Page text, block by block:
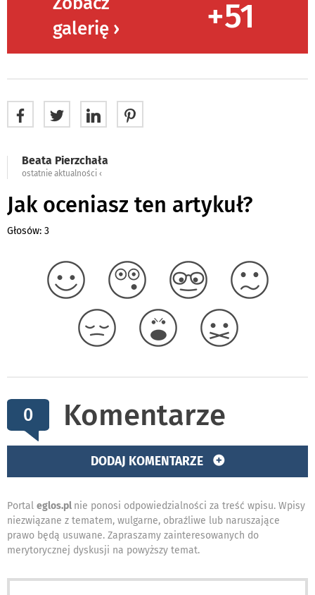
galerię ›
+51
Beata Pierzchała
ostatnie aktualności ‹
Jak oceniasz ten artykuł?
Głosów: 3
0 Komentarze
DODAJ KOMENTARZE
Portal eglos.pl nie ponosi odpowiedzialności za treść wpisu. Wpisy
niezwiązane z tematem, wulgarne, obraźliwe lub naruszające
prawo będą usuwane. Zapraszamy zainteresowanych do
merytorycznej dyskusji na powyższy temat.